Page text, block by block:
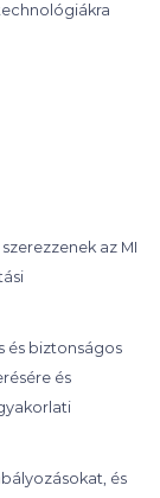
az MI
és biztonságos
és
és